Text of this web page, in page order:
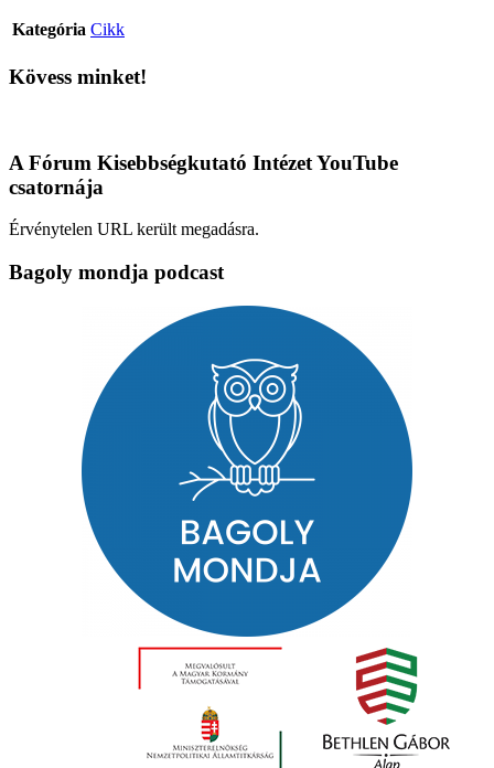
Kategória Cikk
Kövess minket!
A Fórum Kisebbségkutató Intézet YouTube
csatornája
Érvénytelen URL került megadásra.
Bagoly mondja podcast